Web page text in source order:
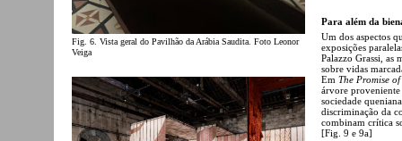
Fig. 6. Vista geral do Pavilhão da Arábia Saudita. Foto Leonor
Veiga
Para além da
Um dos aspectos
exposições
Palazzo Grassi, as
sobre vidas
Em The Promise
árvore proveniente
sociedade
discriminação da
combinam crítica
[Fig. 9 e 9a]